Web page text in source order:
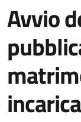
Avvio